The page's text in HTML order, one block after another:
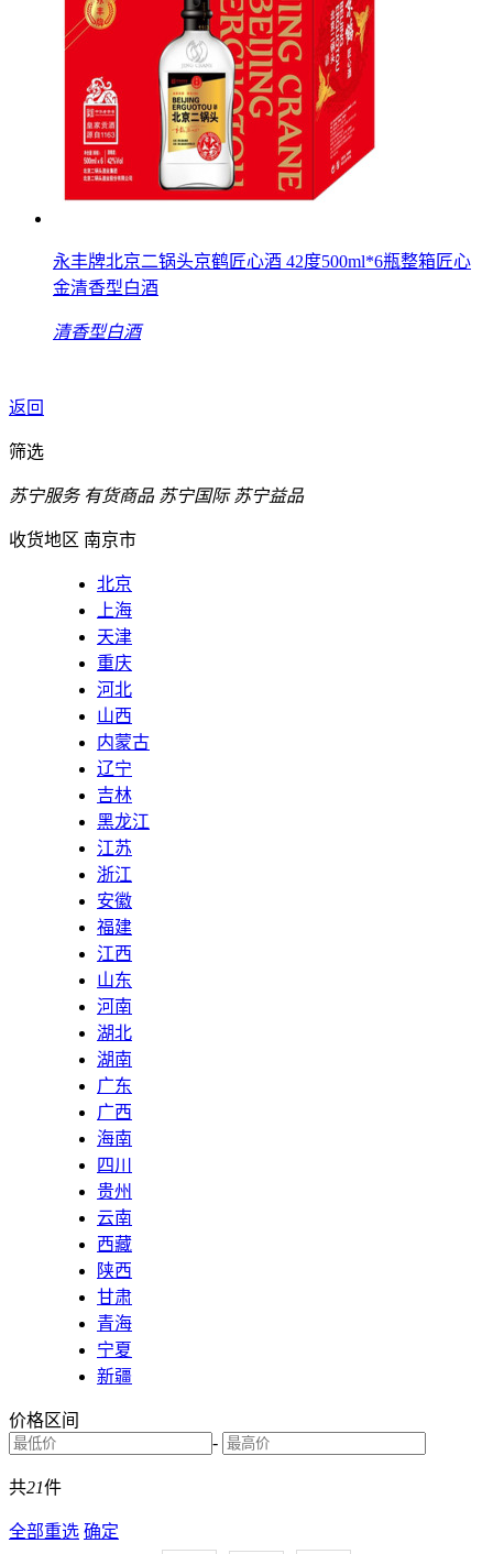
永丰牌北京二锅头京鹤匠心酒 42度500ml*6瓶整箱匠心
金清香型白酒
清香型白酒
返回
筛选
苏宁服务 有货商品 苏宁国际 苏宁益品
收货地区 南京市
北京
上海
天津
重庆
河北
山西
内蒙古
辽宁
吉林
黑龙江
江苏
浙江
安徽
福建
江西
山东
河南
湖北
湖南
广东
广西
海南
四川
贵州
云南
西藏
陕西
甘肃
青海
宁夏
新疆
价格区间
-
共21件
全部重选 确定